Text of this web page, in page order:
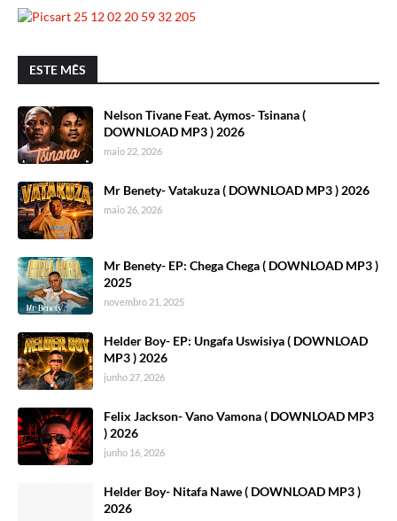
ESTE MÊS
Nelson Tivane Feat. Aymos- Tsinana (
DOWNLOAD MP3 ) 2026
maio 22, 2026
Mr Benety- Vatakuza ( DOWNLOAD MP3 ) 2026
maio 26, 2026
Mr Benety- EP: Chega Chega ( DOWNLOAD MP3 )
2025
novembro 21, 2025
Helder Boy- EP: Ungafa Uswisiya ( DOWNLOAD
MP3 ) 2026
junho 27, 2026
Felix Jackson- Vano Vamona ( DOWNLOAD MP3
) 2026
junho 16, 2026
Helder Boy- Nitafa Nawe ( DOWNLOAD MP3 )
2026